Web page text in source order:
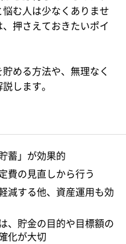
む人は少なくありませ
押さえておきたいポイ
める方法や、無理なく
します。
蓄」が効果的
費の見直しから行う
減する他、資産運用も効
、貯金の目的や目標額の
化が大切